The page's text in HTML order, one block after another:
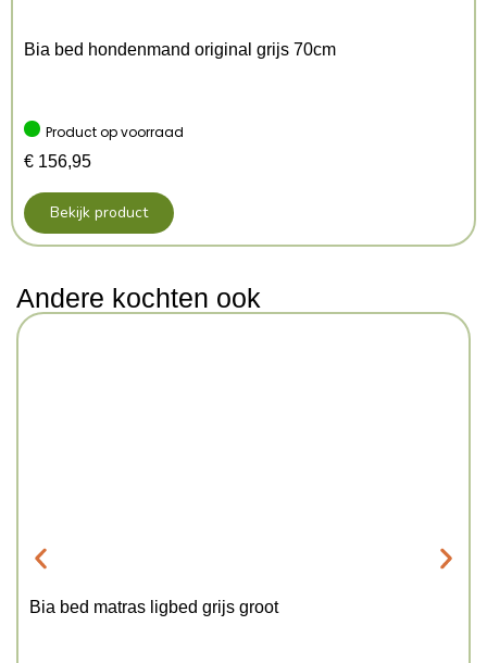
Bia bed hondenmand original grijs 70cm
Product op voorraad
€ 156,95
Bekijk product
Andere kochten ook
Bia bed matras ligbed grijs groot